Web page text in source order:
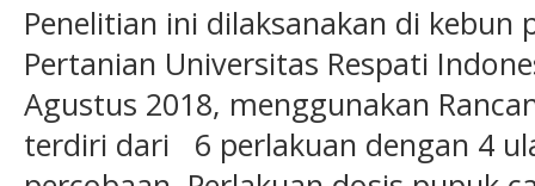
Penelitian ini dilaksanakan di kebun
Pertanian Universitas Respati
Agustus 2018, menggunakan
terdiri dari 6 perlakuan dengan 4